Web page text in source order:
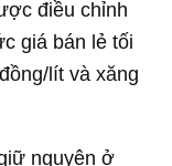
điều chỉnh
giá bán lẻ tối
lít và xăng
nguyên ở